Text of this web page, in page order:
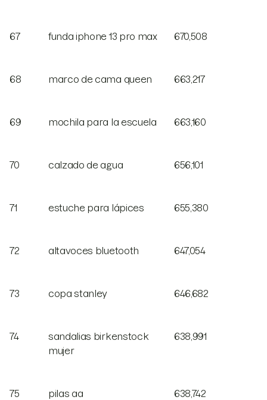
67 funda iphone 13 pro max 670,508
68 marco de cama queen 663,217
69 mochila para la escuela 663,160
70 calzado de agua 656,101
71 estuche para lápices 655,380
72 altavoces bluetooth 647,054
73 copa stanley 646,682
74
sandalias birkenstock
mujer
638,991
75 pilas aa 638,742